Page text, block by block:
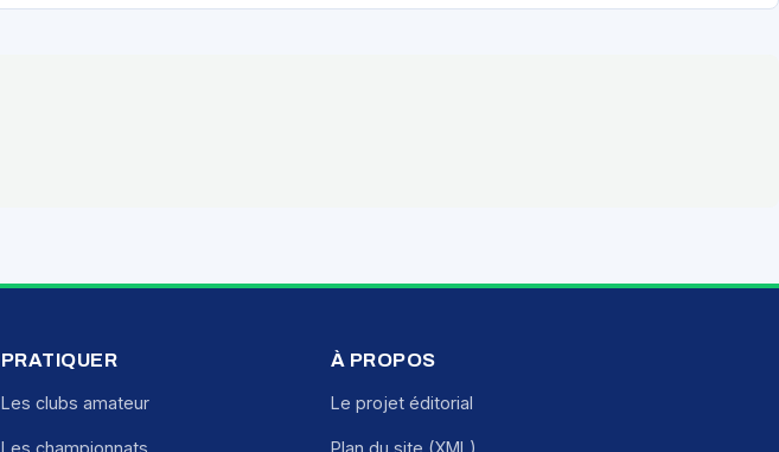
PRATIQUER
Les clubs amateur
À PROPOS
Le projet éditorial